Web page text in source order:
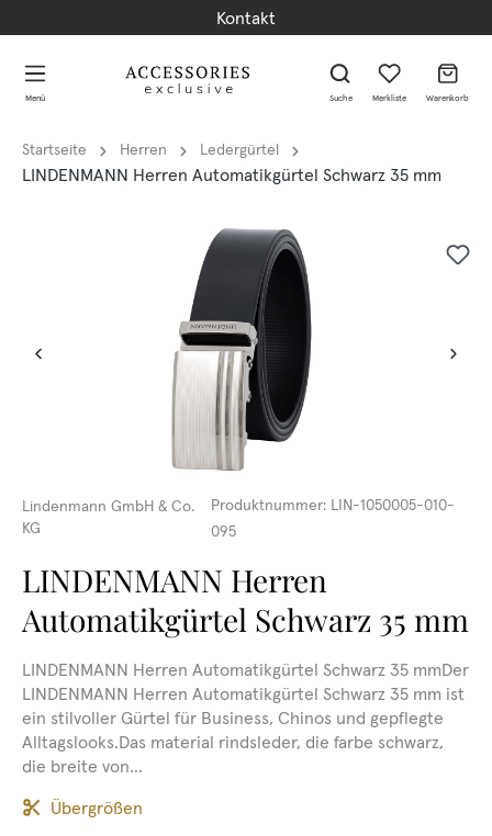
Kontakt
Menü Suche Merkliste Warenkorb
Startseite Herren Ledergürtel
LINDENMANN Herren Automatikgürtel Schwarz 35 mm
Lindenmann GmbH & Co.
KG
Produktnummer: LIN-1050005-010-
095
LINDENMANN Herren
Automatikgürtel Schwarz 35 mm
LINDENMANN Herren Automatikgürtel Schwarz 35 mmDer
LINDENMANN Herren Automatikgürtel Schwarz 35 mm ist
ein stilvoller Gürtel für Business, Chinos und gepflegte
Alltagslooks.Das material rindsleder, die farbe schwarz,
die breite von...
Übergrößen